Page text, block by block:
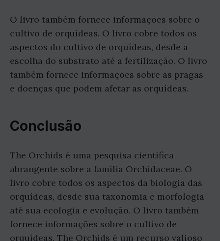
O livro também fornece informações sobre o
cultivo de orquídeas. O livro cobre todos os
aspectos do cultivo de orquídeas, desde a
escolha do substrato até a fertilização. O livro
também fornece informações sobre as pragas
e doenças que podem afetar as orquídeas.
Conclusão
The Orchids é uma pesquisa científica
abrangente sobre a família Orchidaceae. O
livro cobre todos os aspectos da biologia das
orquídeas, desde sua taxonomia e morfologia
até sua ecologia e evolução. O livro também
fornece informações sobre o cultivo de
orquídeas. The Orchids é um recurso valioso